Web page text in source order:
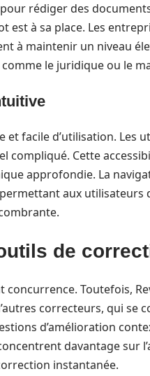
rédiger des
est à sa place. Les
à maintenir un niveau
le juridique ou le
et facile d’utilisation. Les
compliqué. Cette
approfondie. La
aux utilisateurs
de
Toutefois,
correcteurs, qui se
d’amélioration
davantage sur
instantanée.